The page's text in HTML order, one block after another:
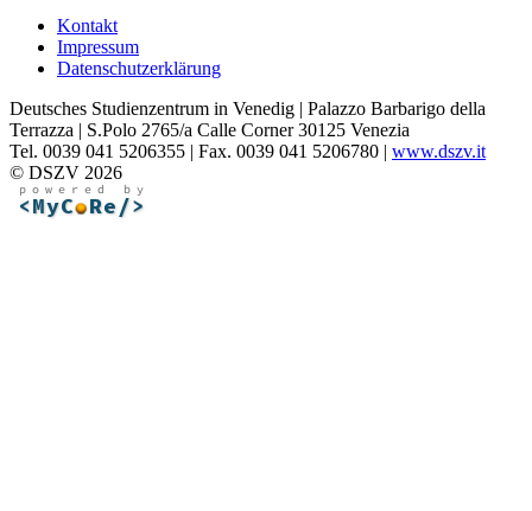
Kontakt
Impressum
Datenschutzerklärung
Deutsches Studienzentrum in Venedig | Palazzo Barbarigo della
Terrazza | S.Polo 2765/a Calle Corner 30125 Venezia
Tel. 0039 041 5206355 | Fax. 0039 041 5206780 | www.dszv.it
© DSZV 2026